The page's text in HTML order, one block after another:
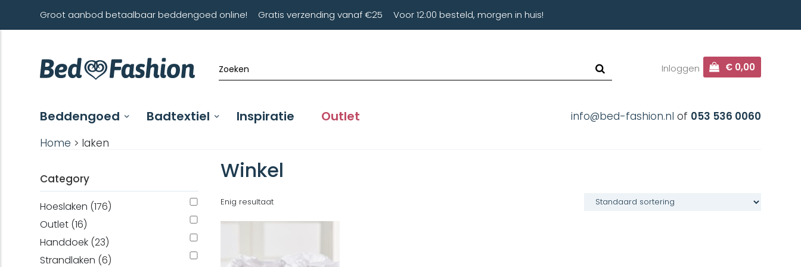
Groot aanbod betaalbaar beddengoed online! Gratis verzending vanaf €25 Voor 12:00 besteld, morgen in huis!
Inloggen € 0,00
Beddengoed Badtextiel Inspiratie Outlet info@bed-fashion.nl of 053 536 0060
Home > laken
Winkel
Enig resultaat
Category
Hoeslaken (176)
Outlet (16)
Handdoek (23)
Strandlaken (6)